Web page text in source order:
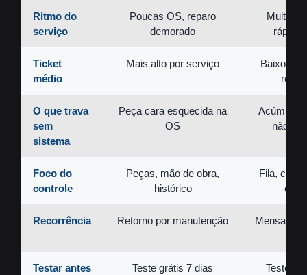
Ritmo do
serviço
Poucas OS, reparo
demorado
Muitas
Ticket
médio
Mais alto por serviço
Baixo,
O que trava
sem
sistema
Peça cara esquecida na
OS
Acúmulo
não
Foco do
controle
Peças, mão de obra,
histórico
Fila,
Recorrência Retorno por manutenção
Mensalista
Testar antes
Teste grátis 7 dias Teste